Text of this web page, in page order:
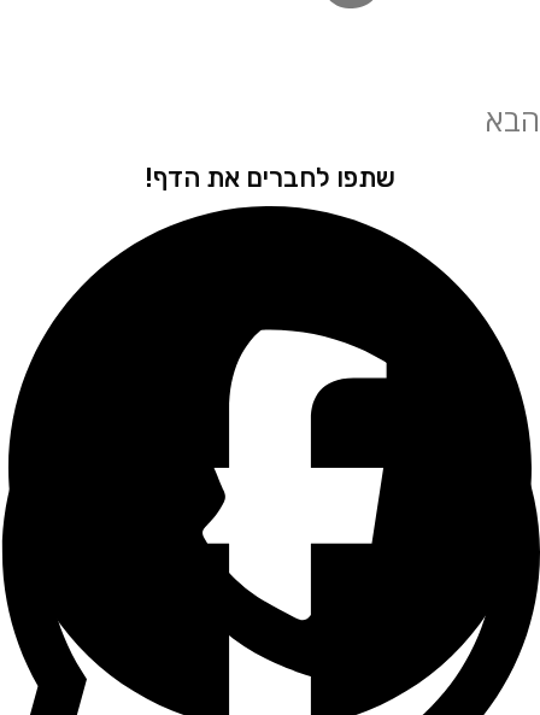
שתפו לחברים את הדף!